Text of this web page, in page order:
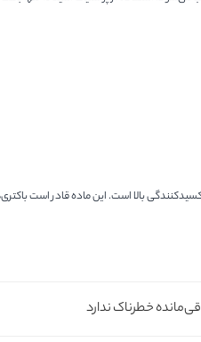
بالا است. این ماده قادر است
خطرناک ندارد